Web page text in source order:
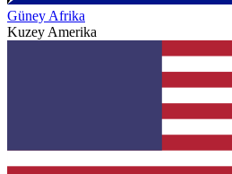
Güney Afrika
Kuzey Amerika